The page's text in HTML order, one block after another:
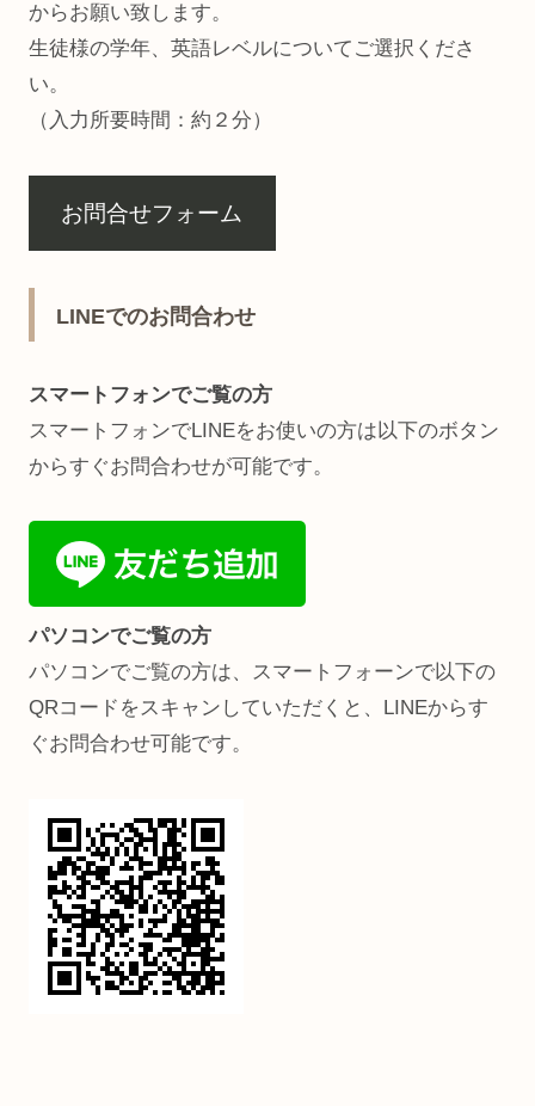
からお願い致します。
生徒様の学年、英語レベルについてご選択くださ
い。
（入力所要時間：約２分）
お問合せフォーム
LINEでのお問合わせ
スマートフォンでご覧の方
スマートフォンでLINEをお使いの方は以下のボタン
からすぐお問合わせが可能です。
パソコンでご覧の方
パソコンでご覧の方は、スマートフォーンで以下の
QRコードをスキャンしていただくと、LINEからす
ぐお問合わせ可能です。